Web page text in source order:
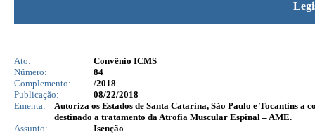
Ato:
Convênio ICMS
Número:
84
Complemento:
/2018
Publicação:
08/22/2018
Ementa:
Autoriza os Estados de Santa Catarina, São Paulo e Tocantins a
destinado a tratamento da Atrofia Muscular Espinal – AME.
Assunto:
Isenção